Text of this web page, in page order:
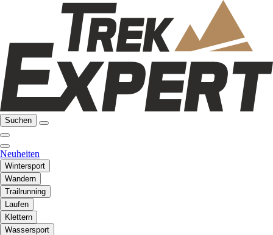
Suchen
Neuheiten
Wintersport
Wandern
Trailrunning
Laufen
Klettern
Wassersport